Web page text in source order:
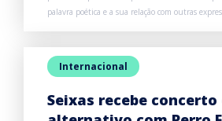
palavra poética e a sua relação com outras
Internacional
Seixas recebe